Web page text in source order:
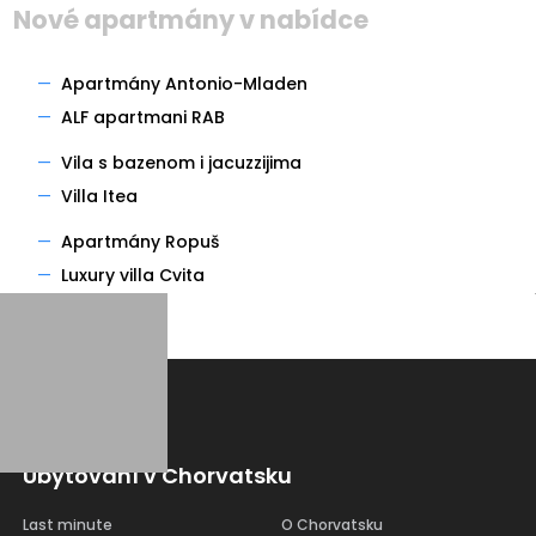
Nové apartmány v nabídce
— Apartmány Antonio-Mladen
— ALF apartmani RAB
— Vila s bazenom i jacuzzijima
— Villa Itea
— Apartmány Ropuš
— Luxury villa Cvita
Ubytování v Chorvatsku
Last minute
O Chorvatsku